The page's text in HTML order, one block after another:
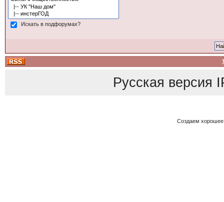
Искать в подфорумах?
Русская версия
Создаем